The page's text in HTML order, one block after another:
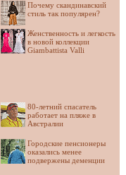
Почему скандинавский
стиль так популярен?
Женственность и легкость
в новой коллекции
Giambattista Valli
80-летний спасатель
работает на пляже в
Австралии
Городские пенсионеры
оказались менее
подвержены деменции